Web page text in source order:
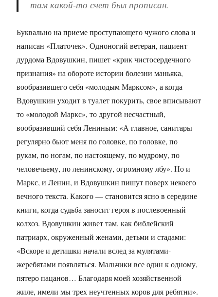
там какой-то счет был прописан.
Буквально на приеме проступающего чужого слова и
написан «Платочек». Одноногий ветеран, пациент
дурдома Вдовушкин, пишет «крик чистосердечного
признания» на обороте истории болезни маньяка,
вообразившего себя «молодым Марксом», а когда
Вдовушкин уходит в туалет покурить, свое вписывают
то «молодой Маркс», то другой несчастный,
вообразивший себя Лениным: «А главное, санитары
регулярно бьют меня по головке, по головке, по
рукам, по ногам, по настоящему, по мудрому, по
человечьему, по ленинскому, огромному лбу». Но и
Маркс, и Ленин, и Вдовушкин пишут поверх некоего
вечного текста. Какого — становится ясно в середине
книги, когда судьба заносит героя в послевоенный
колхоз. Вдовушкин живет там, как библейский
патриарх, окруженный женами, детьми и стадами:
«Вскоре и детишки начали вслед за мулятами-
жеребятами появляться. Мальчики все один к одному,
пятеро пацанов… Благодаря моей хозяйственной
жиле, имели мы трех неучтенных коров для ребятни».